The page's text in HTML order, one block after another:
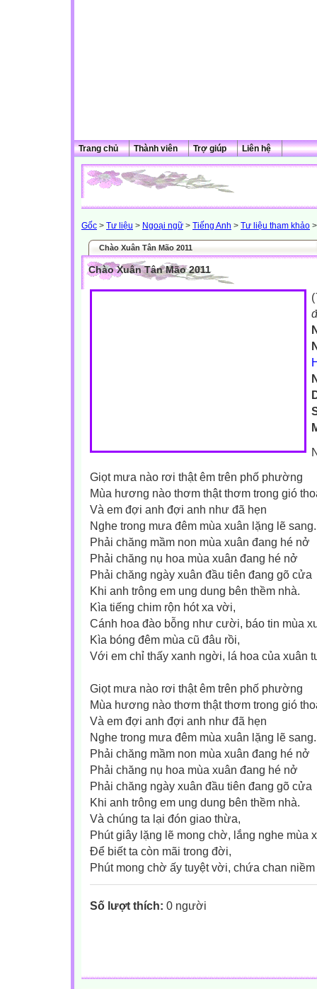
Trang chủ Thành viên Trợ giúp Liên hệ
Gốc > Tư liệu > Ngoại ngữ > Tiếng Anh > Tư liệu tham khảo >
Chào Xuân Tân Mão 2011
Chào Xuân Tân Mão 2011
(
Giọt mưa nào rơi thật êm trên phố phường
Mùa hương nào thơm thật thơm trong gió
Và em đợi anh đợi anh như đã hẹn
Nghe trong mưa đêm mùa xuân lặng lẽ sang.
Phải chăng mầm non mùa xuân đang hé nở
Phải chăng nụ hoa mùa xuân đang hé nở
Phải chăng ngày xuân đầu tiên đang gõ cửa
Khi anh trông em ung dung bên thềm nhà.
Kìa tiếng chim rộn hót xa vời,
Cánh hoa đào bỗng như cười, báo tin mùa
Kìa bóng đêm mùa cũ đâu rồi,
Với em chỉ thấy xanh ngời, lá hoa của xuân
Giọt mưa nào rơi thật êm trên phố phường
Mùa hương nào thơm thật thơm trong gió
Và em đợi anh đợi anh như đã hẹn
Nghe trong mưa đêm mùa xuân lặng lẽ sang.
Phải chăng mầm non mùa xuân đang hé nở
Phải chăng nụ hoa mùa xuân đang hé nở
Phải chăng ngày xuân đầu tiên đang gõ cửa
Khi anh trông em ung dung bên thềm nhà.
Và chúng ta lại đón giao thừa,
Phút giây lặng lẽ mong chờ, lắng nghe mùa
Để biết ta còn mãi trong đời,
Phút mong chờ ấy tuyệt vời, chứa chan
Số lượt thích: 0 người